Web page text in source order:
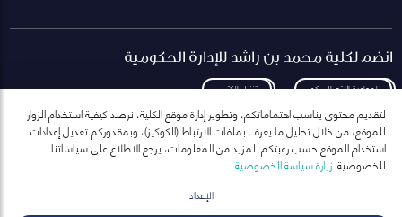
انضم لكلية محمد بن راشد للإدارة الحكومية
لمعاودة الاتصال بكم تنزيل الكتيب
انضم إلى قائمة مراسلاتنا
ارسال
لتقديم محتوى يناسب اهتماماتكم، وتطوير إدارة موقع الكلية، نرصد كيفية استخدام الزوار
للموقع، من خلال تحليل ما يعرف بملفات الارتباط (الكوكيز)، وبمقدوركم تعديل إعدادات
استخدام الموقع حسب رغبتكم. لمزيد من المعلومات، يرجع الاطلاع على سياساتنا
للخصوصية.زيارة سياسة الخصوصية
الإعداد